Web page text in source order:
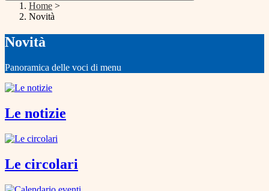
Home >
Novità
Novità
Panoramica delle voci di menu
Le notizie
Le circolari